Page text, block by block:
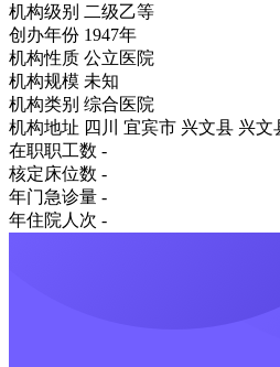
机构级别 二级乙等
创办年份 1947年
机构性质 公立医院
机构规模 未知
机构类别 综合医院
机构地址 四川 宜宾市 兴文县 兴
在职职工数 -
核定床位数 -
年门急诊量 -
年住院人次 -